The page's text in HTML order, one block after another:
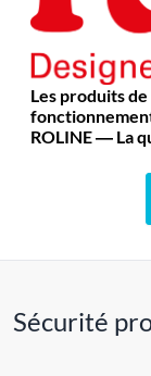
Les produits
ROLINE ― La
Sécurité